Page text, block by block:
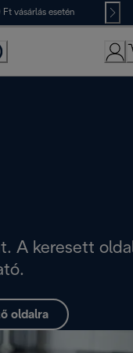
vásárlás esetén
A keresett
oldalra